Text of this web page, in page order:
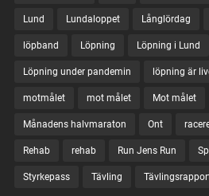
Lund Lundaloppet Långlördag
löpband Löpning Löpning i Lund
Löpning under pandemin löpning är
motmålet mot målet Mot målet
Månadens halvmaraton Ont
Rehab rehab Run Jens Run
Styrkepass Tävling